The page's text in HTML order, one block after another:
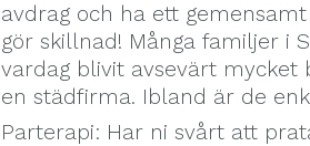
avdrag och ha ett
gör skillnad! Många familjer i
vardag blivit avsevärt
en städfirma. Ibland är de
Parterapi: Har ni svårt att